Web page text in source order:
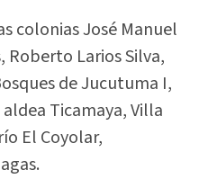
colonias José Manuel
Roberto Larios Silva,
de Jucutuma I,
Ticamaya, Villa
El Coyolar,